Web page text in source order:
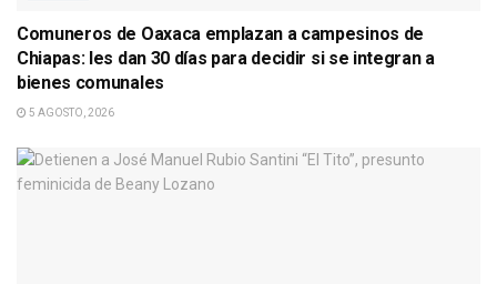
Comuneros de Oaxaca emplazan a campesinos de
Chiapas: les dan 30 días para decidir si se integran a
bienes comunales
5 AGOSTO, 2026